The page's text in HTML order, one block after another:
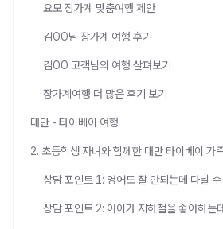
요모 장가계 맞춤여행 제안
김OO님 장가계 여행 후기
김OO 고객님의 여행 살펴보기
장가계여행 더 많은 후기 보기
대만 - 타이베이 여행
2. 초등학생 자녀와 함께한 대만 타이베이 가
상담 포인트 1: 영어도 잘 안되는데 다닐
상담 포인트 2: 아이가 지하철을 좋아하는